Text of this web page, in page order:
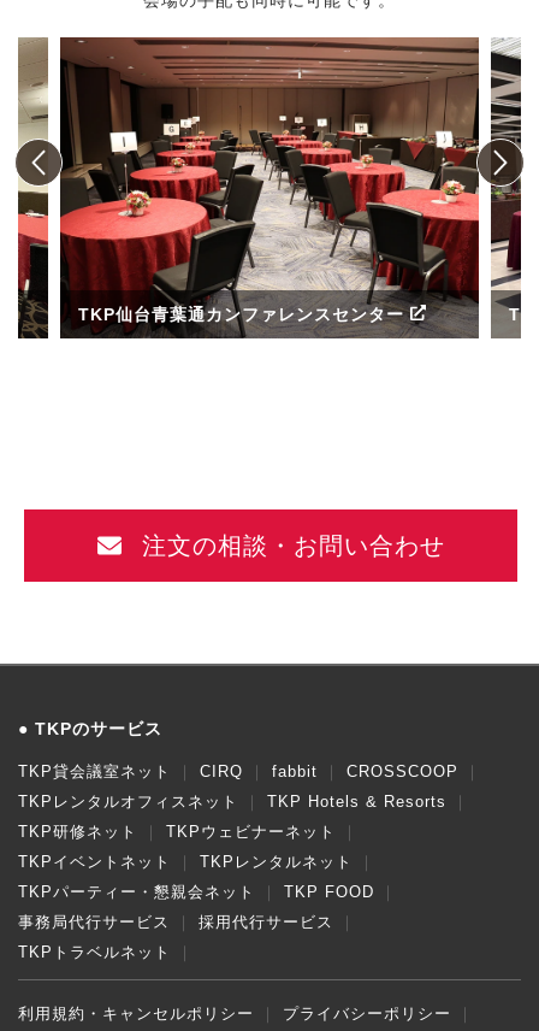
TKP仙台青葉通カンファレンスセンター
ル
注文の相談・お問い合わせ
TKPのサービス
TKP貸会議室ネット CIRQ fabbit
CROSSCOOP
TKPレンタルオフィスネット
TKP Hotels & Resorts
TKP研修ネット
TKPウェビナーネット
TKPイベントネット
TKPレンタルネット
TKPパーティー・懇親会ネット
TKP FOOD
事務局代行サービス
採用代行サービス
TKPトラベルネット
利用規約・キャンセルポリシー プライバシーポリシー